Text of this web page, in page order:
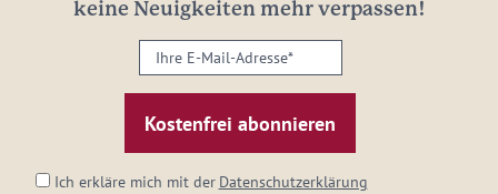
keine Neuigkeiten mehr verpassen!
Ihre
E-
Mail-
Adresse:
Ich erkläre mich mit der Datenschutzerklärung